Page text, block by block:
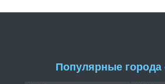
Популярные города